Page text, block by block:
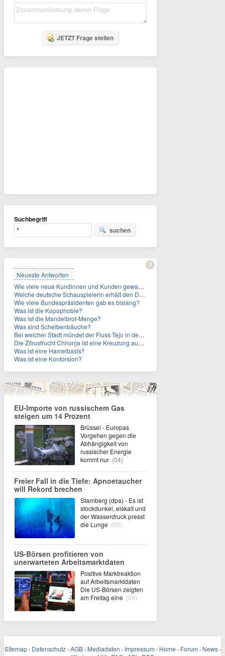
JETZT Frage stellen
Suchbegriff
suchen
Neueste Antworten
Wie viele neue Kundinnen und Kunden gewann MagentaTV allein durch die WM hinzu?
Welche deutsche Schauspielerin erhält den Deutschen Kulturpolitikpreis?
Wie viele Bundespräsidenten gab es bislang?
Was ist die Kopophobie?
Was ist die Mandelbrot-Menge?
Was sind Scheibenbäuche?
Bei welcher Stadt mündet der Fluss Tejo in den Atlantik?
Die Zitrusfrucht Chironja ist eine Kreuzung aus welchen Früchten?
Was ist eine Hamelbasis?
Was ist eine Kontorsion?
EU-Importe von russischem Gas
steigen um 14 Prozent
Brüssel - Europas
Vorgehen gegen die
Abhängigkeit von
russischer Energie
kommt nur (04)
Freier Fall in die Tiefe: Apnoetaucher
will Rekord brechen
Starnberg (dpa) - Es ist
stockdunkel, eiskalt und
der Wasserdruck presst
die Lunge (00)
US-Börsen profitieren von
unerwarteten Arbeitsmarktdaten
Positive Marktreaktion
auf Arbeitsmarktdaten
Die US-Börsen zeigten
am Freitag eine (00)
Sitemap · Datenschutz · AGB · Mediadaten · Impressum · Home · Forum · News ·